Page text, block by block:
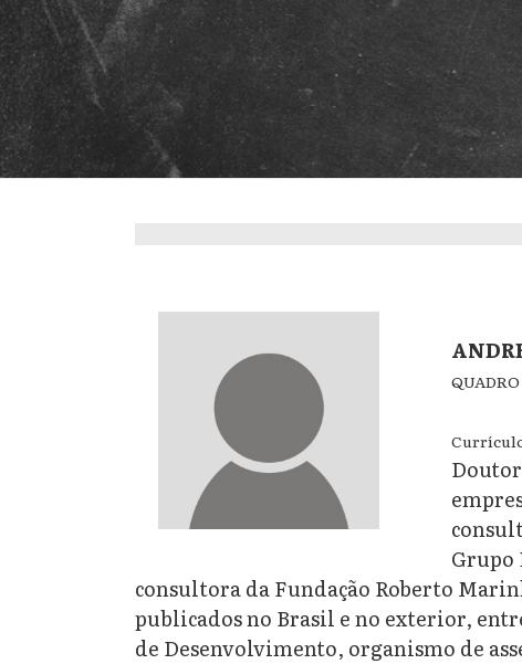
Grupo
consultora da Fundação Roberto
publicados no Brasil e no exterior,
de Desenvolvimento, organismo de